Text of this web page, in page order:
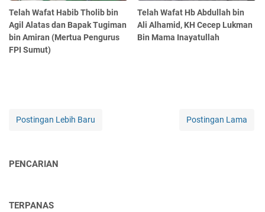
Telah Wafat Habib Tholib bin
Agil Alatas dan Bapak Tugiman
bin Amiran (Mertua Pengurus
FPI Sumut)
Telah Wafat Hb Abdullah bin
Ali Alhamid, KH Cecep Lukman
Bin Mama Inayatullah
Postingan Lebih Baru Postingan Lama
PENCARIAN
TERPANAS